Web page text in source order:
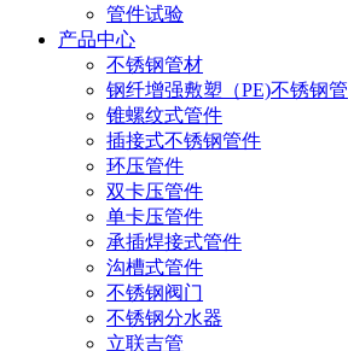
管件试验
产品中心
不锈钢管材
钢纤增强敷塑（PE)不锈钢管
锥螺纹式管件
插接式不锈钢管件
环压管件
双卡压管件
单卡压管件
承插焊接式管件
沟槽式管件
不锈钢阀门
不锈钢分水器
立联吉管